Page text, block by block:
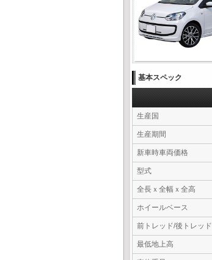
基本スペック
生産国
生産期間
新車時車両価格
型式
全長ｘ全幅ｘ全高
ホイールベース
前トレッド/後トレッド
最低地上高